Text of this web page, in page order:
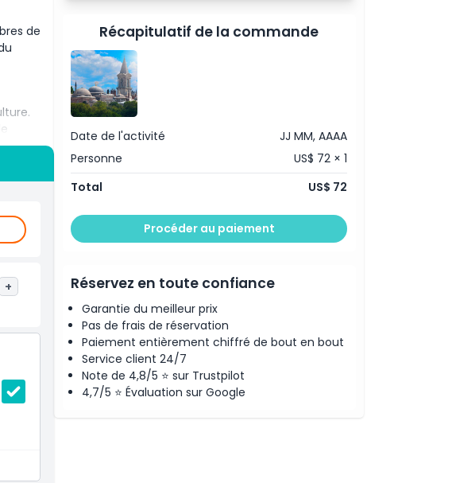
de
dans
+
Récapitulatif de la commande
Date de l'activité
JJ MM, AAAA
Personne
US$ 72 × 1
Total
US$ 72
Procéder au paiement
Réservez en toute confiance
Garantie du meilleur prix
Pas de frais de réservation
Paiement entièrement chiffré de bout en bout
Service client 24/7
Note de 4,8/5 ⭐ sur Trustpilot
4,7/5 ⭐ Évaluation sur Google